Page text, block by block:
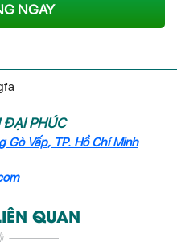
NGAY
ĐẠI PHÚC
Vấp, TP. Hồ Chí Minh
QUAN